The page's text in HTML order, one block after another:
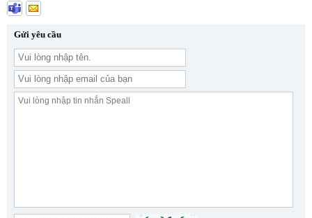
Gửi yêu cầu